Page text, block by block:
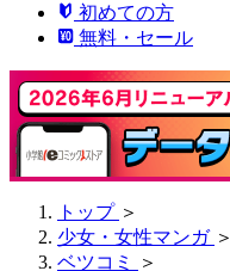
初めての方
無料・セール
トップ ＞
少女・女性マンガ ＞
ベツコミ
＞